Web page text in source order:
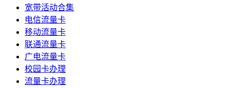
宽带活动合集
电信流量卡
移动流量卡
联通流量卡
广电流量卡
校园卡办理
流量卡办理